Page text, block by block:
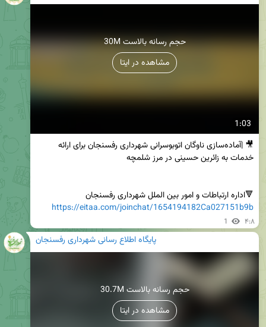
1:03
30M حجم رسانه بالاست
مشاهده در ایتا
🔻اداره ارتباطات و امور بین الملل شهرداری رفسنجان
https://eitaa.com/joinchat/1654194182Ca027151b9b
1 ۴:۸
پایگاه اطلاع رسانی شهرداری رفسنجان
30.7M حجم رسانه بالاست
مشاهده در ایتا